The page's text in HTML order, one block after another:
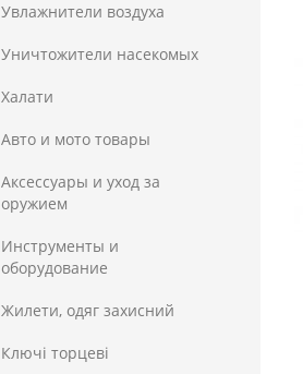
Увлажнители воздуха
Уничтожители насекомых
Халати
Авто и мото товары
Аксессуары и уход за
оружием
Инструменты и
оборудование
Жилети, одяг захисний
Ключі торцеві